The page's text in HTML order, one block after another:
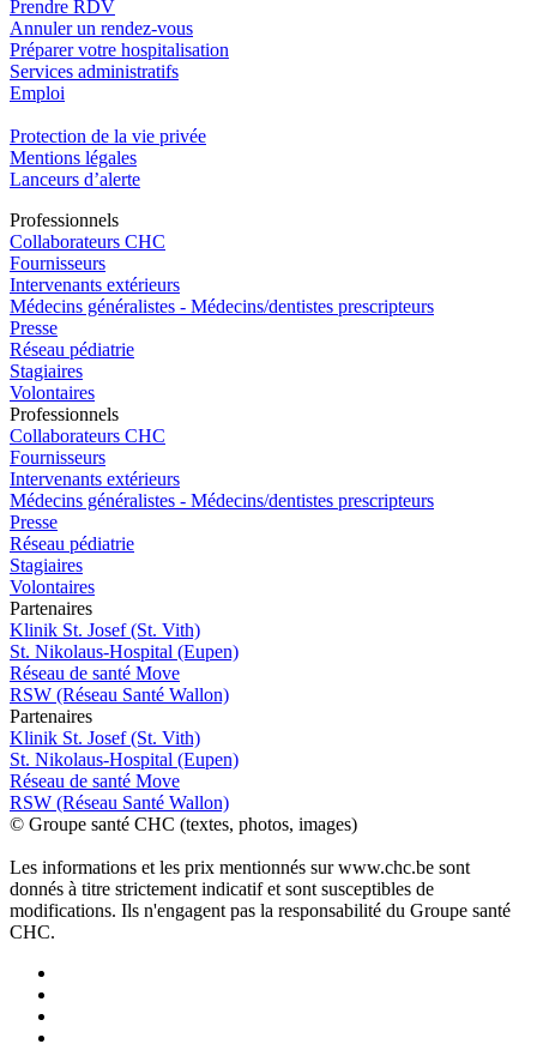
Prendre RDV
Annuler un rendez-vous
Préparer votre hospitalisation
Services administratifs
Emploi​
Protection de la vie privée
Mentions légales
Lanceurs d’alerte
Professionnels
Collaborateurs CHC
Fournisseurs
Intervenants extérieurs
Médecins généralistes - Médecins/dentistes prescripteurs
Presse
Réseau pédiatrie
Stagiaires
Volontaires
Professionnels
Collaborateurs CHC
Fournisseurs
Intervenants extérieurs
Médecins généralistes - Médecins/dentistes prescripteurs
Presse
Réseau pédiatrie
Stagiaires
Volontaires
Partenaires
Klinik St. Josef (St. Vith)
St. Nikolaus-Hospital (Eupen)
Réseau de santé Move
RSW (Réseau Santé Wallon)
Partenaires
Klinik St. Josef (St. Vith)
St. Nikolaus-Hospital (Eupen)
Réseau de santé Move
RSW (Réseau Santé Wallon)
© Groupe santé CHC (textes, photos, images)
Les informations et les prix mentionnés sur www.chc.be sont
donnés à titre strictement indicatif et sont susceptibles de
modifications. Ils n'engagent pas la responsabilité du Groupe santé
CHC.